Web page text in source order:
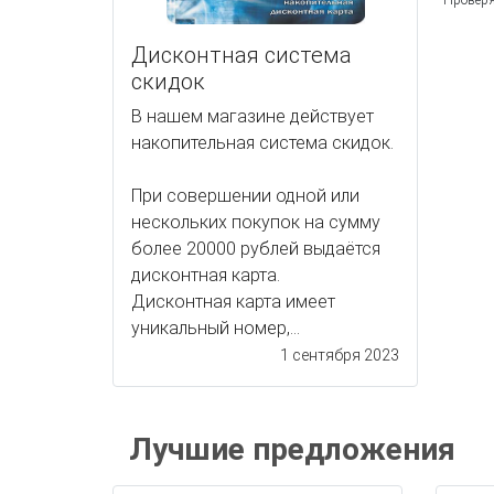
Дисконтная система
скидок
В нашем магазине действует
накопительная система скидок.
При совершении одной или
нескольких покупок на сумму
более 20000 рублей выдаётся
дисконтная карта.
Дисконтная карта имеет
уникальный номер,...
1 сентября 2023
Лучшие предложения